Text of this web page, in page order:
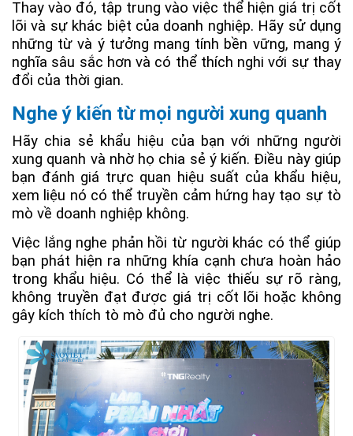
Thay vào đó, tập trung vào việc thể hiện giá trị cốt
lõi và sự khác biệt của doanh nghiệp. Hãy sử dụng
những từ và ý tưởng mang tính bền vững, mang ý
nghĩa sâu sắc hơn và có thể thích nghi với sự thay
đổi của thời gian.
Nghe ý kiến từ mọi người xung quanh
Hãy chia sẻ khẩu hiệu của bạn với những người
xung quanh và nhờ họ chia sẻ ý kiến. Điều này giúp
bạn đánh giá trực quan hiệu suất của khẩu hiệu,
xem liệu nó có thể truyền cảm hứng hay tạo sự tò
mò về doanh nghiệp không.
Việc lắng nghe phản hồi từ người khác có thể giúp
bạn phát hiện ra những khía cạnh chưa hoàn hảo
trong khẩu hiệu. Có thể là việc thiếu sự rõ ràng,
không truyền đạt được giá trị cốt lõi hoặc không
gây kích thích tò mò đủ cho người nghe.